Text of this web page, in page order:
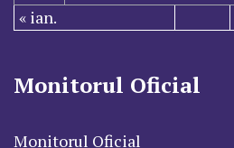
« ian.
Monitorul Oficial
Monitorul Oficial